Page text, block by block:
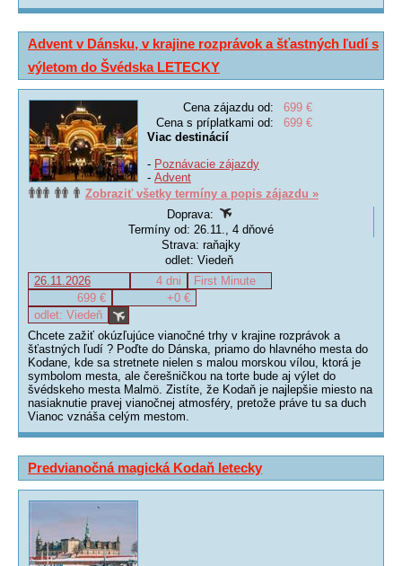
Advent v Dánsku, v krajine rozprávok a šťastných ľudí s
výletom do Švédska LETECKY
Cena zájazdu od:
699 €
Cena s príplatkami od:
699 €
Viac destinácií
- Poznávacie zájazdy
- Advent
Zobraziť všetky termíny a popis zájazdu »
Doprava:
Termíny od: 26.11., 4 dňové
Strava: raňajky
odlet: Viedeň
26.11.2026
4 dni
First Minute
699 €
+0 €
odlet: Viedeň
Chcete zažiť okúzľujúce vianočné trhy v krajine rozprávok a
šťastných ľudí ? Poďte do Dánska, priamo do hlavného mesta do
Kodane, kde sa stretnete nielen s malou morskou vílou, ktorá je
symbolom mesta, ale čerešničkou na torte bude aj výlet do
švédskeho mesta Malmö. Zistíte, že Kodaň je najlepšie miesto na
nasiaknutie pravej vianočnej atmosféry, pretože práve tu sa duch
Vianoc vznáša celým mestom.
Predvianočná magická Kodaň letecky